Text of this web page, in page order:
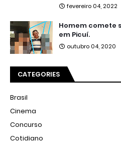
fevereiro 04, 2022
Homem comete
em Picuí.
outubro 04, 2020
CATEGORIES
Brasil
Cinema
Concurso
Cotidiano